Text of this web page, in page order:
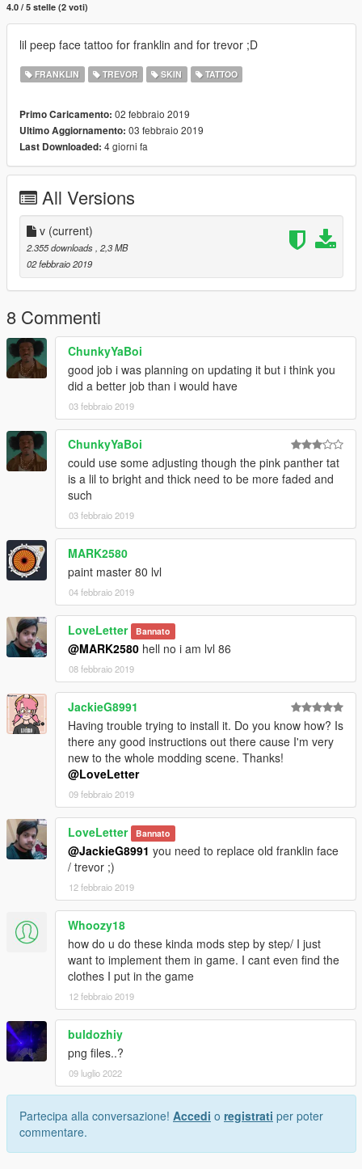
4.0 / 5 stelle (2 voti)
lil peep face tattoo for franklin and for trevor ;D
FRANKLIN TREVOR SKIN TATTOO
Primo Caricamento: 02 febbraio 2019
Ultimo Aggiornamento: 03 febbraio 2019
Last Downloaded: 4 giorni fa
All Versions
v (current)
2.355 downloads, 2,3 MB
02 febbraio 2019
8 Commenti
ChunkyYaBoi
good job i was planning on updating it but i think you
did a better job than i would have
03 febbraio 2019
ChunkyYaBoi
could use some adjusting though the pink panther tat
is a lil to bright and thick need to be more faded and
such
03 febbraio 2019
MARK2580
paint master 80 lvl
04 febbraio 2019
LoveLetter Bannato
@MARK2580 hell no i am lvl 86
08 febbraio 2019
JackieG8991
Having trouble trying to install it. Do you know how? Is
there any good instructions out there cause I'm very
new to the whole modding scene. Thanks!
@LoveLetter
09 febbraio 2019
LoveLetter Bannato
@JackieG8991 you need to replace old franklin face
/ trevor ;)
12 febbraio 2019
Whoozy18
how do u do these kinda mods step by step/ I just
want to implement them in game. I cant even find the
clothes I put in the game
12 febbraio 2019
buldozhiy
png files..?
09 luglio 2022
Partecipa alla conversazione! Accedi o registrati per poter
commentare.